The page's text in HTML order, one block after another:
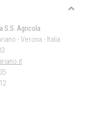
S.S. Agricola
- Verona - Italia